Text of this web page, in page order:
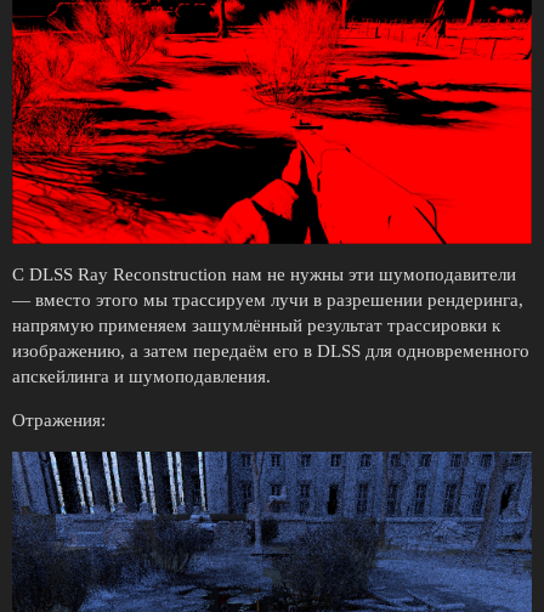
С DLSS Ray Reconstruction нам не нужны эти шумоподавители
— вместо этого мы трассируем лучи в разрешении рендеринга,
напрямую применяем зашумлённый результат трассировки к
изображению, а затем передаём его в DLSS для одновременного
апскейлинга и шумоподавления.
Отражения: